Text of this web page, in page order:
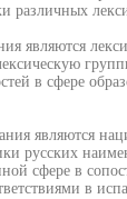
различных
являются
в сфере
являются
русских
сфере в
в